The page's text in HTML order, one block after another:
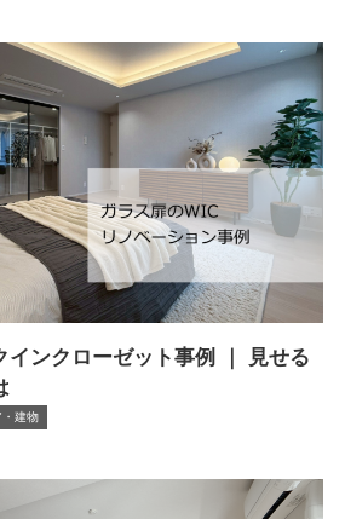
インクローゼット事例 ｜ 見せる
・建物